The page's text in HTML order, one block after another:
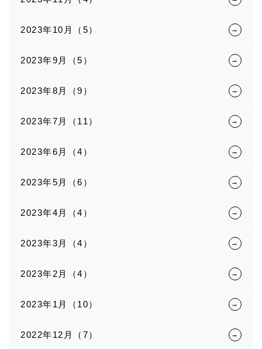
2023年10月（5）
2023年9月（5）
2023年8月（9）
2023年7月（11）
2023年6月（4）
2023年5月（6）
2023年4月（4）
2023年3月（4）
2023年2月（4）
2023年1月（10）
2022年12月（7）